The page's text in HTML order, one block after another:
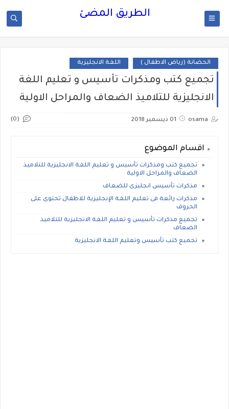
الطريق المضئ
الحضانة (رياض الاطفال ) اللغة الانجليزية
تجميع كتب ومذكرات تأسيس و تعليم اللغة
الانجليزية للتلاميذ الضعاف والمراحل الاولية
osama 01 ديسمبر 2018 (0)
اقسام الموضوع
تجميع كتب ومذكرات تأسيس و تعليم اللغة الانجليزية للتلاميذ
الضعاف والمراحل الاولية
مذكرات تأسيس انجليزى للضعاف
مذكرات رائعة فى تعليم اللغة الإنجليزية للاطفال تحتوى على
الحروف
تجميع مذكرات تأسيس و تعليم اللغة الانجليزية للتلاميذ
الضعاف
تجميع كتب تأسيس وتعليم اللغة الانجليزية